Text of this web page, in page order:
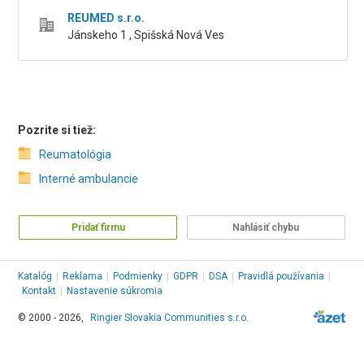
REUMED s.r.o.
Jánskeho 1 , Spišská Nová Ves
Pozrite si tiež:
Reumatológia
Interné ambulancie
Pridať firmu Nahlásiť chybu
Katalóg Reklama Podmienky GDPR DSA Pravidlá používania
Kontakt
Nastavenie súkromia
© 2000 - 2026, Ringier Slovakia Communities s.r.o.